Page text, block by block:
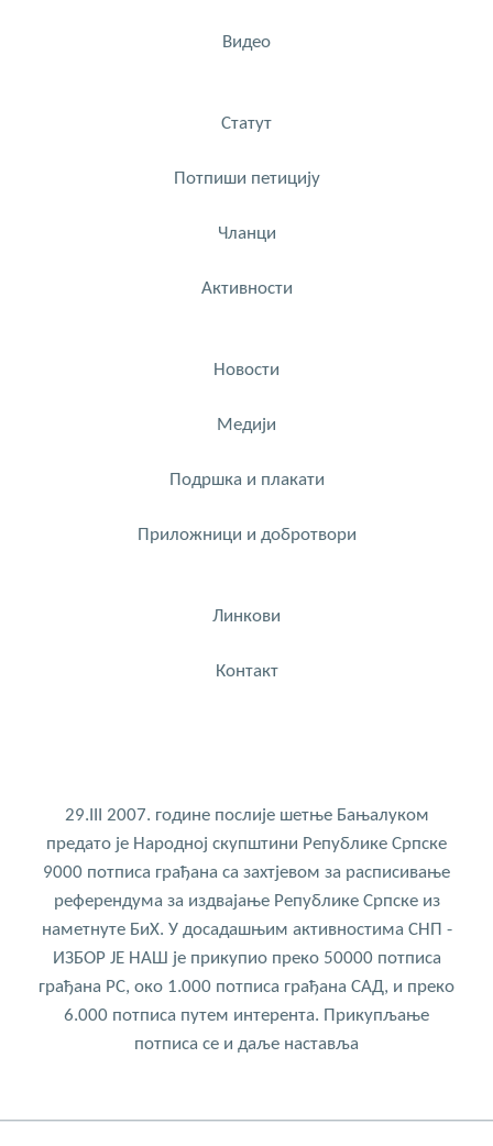
Видео
Статут
Потпиши петицију
Чланци
Активности
Новости
Медији
Подршка и плакати
Приложници и добротвори
Линкови
Контакт
29.III 2007. године послије шетње Бањалуком
предато је Народној скупштини Републике Српске
9000 потписа грађана са захтјевом за расписивање
референдума за издвајање Републике Српске из
наметнуте БиХ. У досадашњим активностима СНП -
ИЗБОР ЈЕ НАШ је прикупио преко 50000 потписа
грађана РС, око 1.000 потписа грађана САД, и преко
6.000 потписа путем интерента. Прикупљање
потписа се и даље наставља